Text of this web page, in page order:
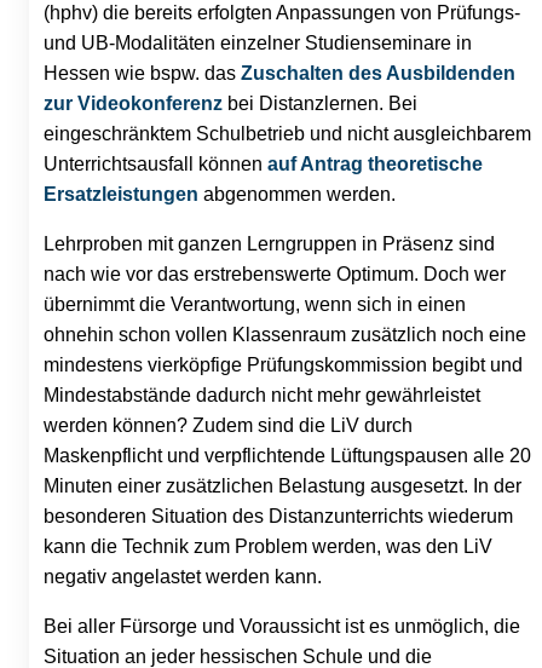
(hphv) die bereits erfolgten Anpassungen von Prüfungs-
und UB-Modalitäten einzelner Studienseminare in
Hessen wie bspw. das Zuschalten des Ausbildenden
zur Videokonferenz bei Distanzlernen. Bei
eingeschränktem Schulbetrieb und nicht ausgleichbarem
Unterrichtsausfall können auf Antrag theoretische
Ersatzleistungen abgenommen werden.
Lehrproben mit ganzen Lerngruppen in Präsenz sind
nach wie vor das erstrebenswerte Optimum. Doch wer
übernimmt die Verantwortung, wenn sich in einen
ohnehin schon vollen Klassenraum zusätzlich noch eine
mindestens vierköpfige Prüfungskommission begibt und
Mindestabstände dadurch nicht mehr gewährleistet
werden können? Zudem sind die LiV durch
Maskenpflicht und verpflichtende Lüftungspausen alle 20
Minuten einer zusätzlichen Belastung ausgesetzt. In der
besonderen Situation des Distanzunterrichts wiederum
kann die Technik zum Problem werden, was den LiV
negativ angelastet werden kann.
Bei aller Fürsorge und Voraussicht ist es unmöglich, die
Situation an jeder hessischen Schule und die